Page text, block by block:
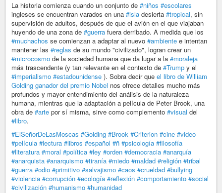
La historia comienza cuando un conjunto de #niños #escolares
ingleses se encuentran varados en una #isla desierta #tropical, sin
supervisión de adultos, después de que el avión en el que viajaban
huyendo de una zona de #guerra fuera derribado. A medida que los
#muchachos se comienzan a adaptar al nuevo #ambiente e intentan
mantener las #reglas de su mundo "civilizado", logran crear un
#microcosmo de la sociedad humana que da lugar a la #moraleja
más trascendente (y tan relevante en el contexto de #Trump y el
#imperialismo #estadounidense ). Sobra decir que el libro de William
Golding ganador del premio Nobel nos ofrece detalles mucho más
profundos y mayor entendimiento del análisis de la naturaleza
humana, mientras que la adaptación a película de Peter Brook, una
obra de #arte por sí misma, sirve como complemento #visual del
#libro.
#ElSeñorDeLasMoscas #Golding #Brook #Criterion #cine #video
#película #lectura #libros #español #ñ #psicología #filosofía
#literatura #moral #política #ley #orden #democracia #anarquía
#anarquista #anarquismo #tiranía #miedo #maldad #religión #tribal
#guerra #odio #primitivo #salvajismo #caos #crueldad #bullying
#violencia #corrupción #ecología #reflexión #comportamiento #social
#civilización #humanismo #humanidad